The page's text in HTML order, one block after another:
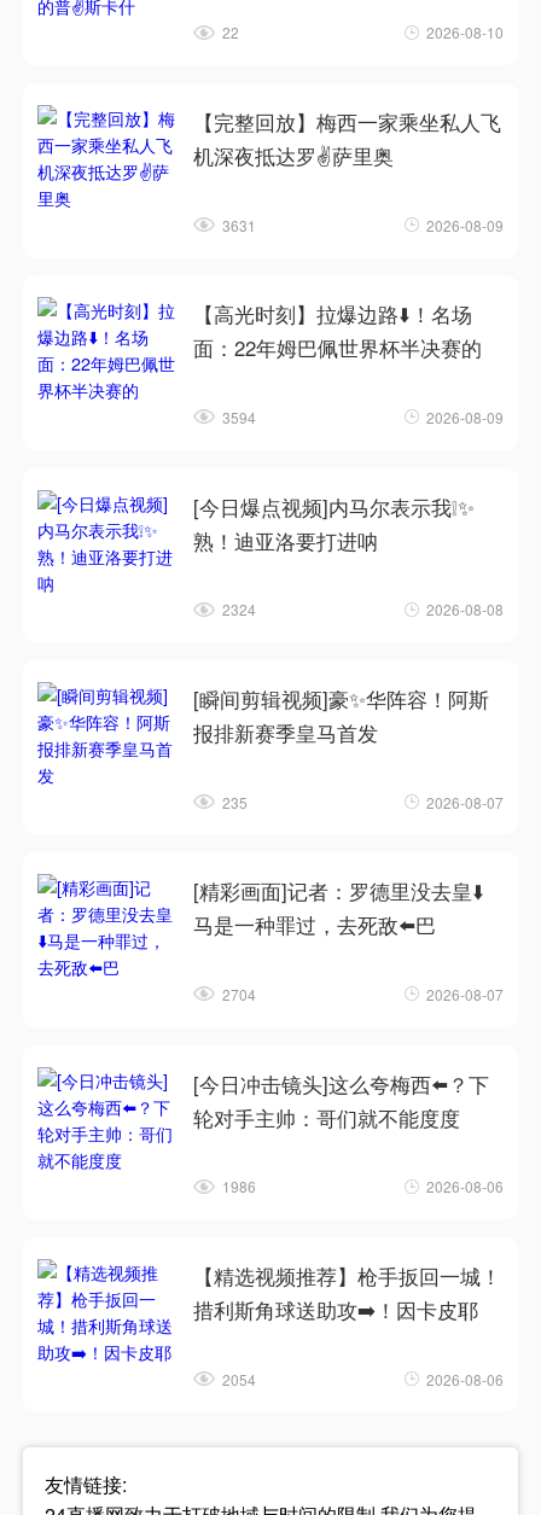
22 2026-08-10
【完整回放】梅西一家乘坐私人飞
机深夜抵达罗✌️萨里奥
3631 2026-08-09
【高光时刻】拉爆边路⬇️！名场
面：22年姆巴佩世界杯半决赛的
3594 2026-08-09
[今日爆点视频]内马尔表示我❕✨
熟！迪亚洛要打进呐
2324 2026-08-08
[瞬间剪辑视频]豪✨华阵容！阿斯
报排新赛季皇马首发
235 2026-08-07
[精彩画面]记者：罗德里没去皇⬇️
马是一种罪过，去死敌⬅️巴
2704 2026-08-07
[今日冲击镜头]这么夸梅西⬅️？下
轮对手主帅：哥们就不能度度
1986 2026-08-06
【精选视频推荐】枪手扳回一城！
措利斯角球送助攻➡️！因卡皮耶
2054 2026-08-06
友情链接: